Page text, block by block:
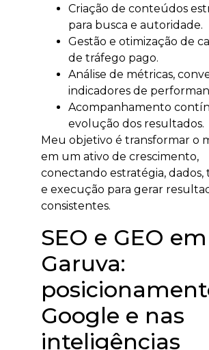
Criação de conteúdos
para busca e autoridade.
Gestão e otimização de
de tráfego pago.
Análise de métricas,
indicadores de
Acompanhamento
evolução dos resultados.
Meu objetivo é transformar o
em um ativo de crescimento,
conectando estratégia, dados,
e execução para gerar
consistentes.
SEO e GEO em
Garuva:
Google e nas
inteligências